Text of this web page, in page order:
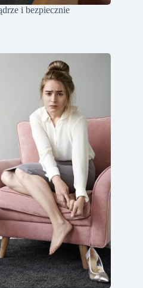
i bezpiecznie